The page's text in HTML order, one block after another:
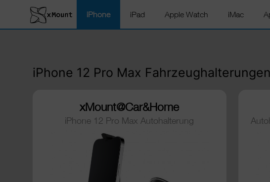
iPhone iPad Apple Watch iMac
iPhone 12 Pro Max Fahrzeughalterungen
xMount@Car&Home
iPhone 12 Pro Max Autohalterung